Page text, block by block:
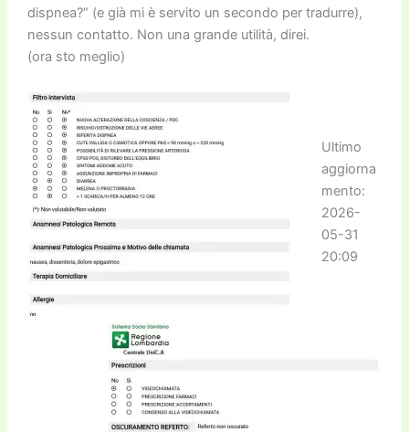
dispnea?” (e già mi è servito un secondo per tradurre),
nessun contatto. Non una grande utilità, direi.
(ora sto meglio)
Ultimo
aggiorna
mento:
2026-
05-31
20:09